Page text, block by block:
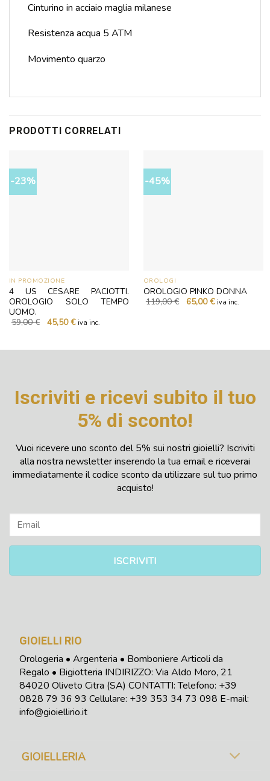
Cinturino in acciaio maglia milanese
Resistenza acqua 5 ATM
Movimento quarzo
PRODOTTI CORRELATI
-23%
IN PROMOZIONE
4 US CESARE PACIOTTI.
OROLOGIO SOLO TEMPO
UOMO.
59,00€ Il
prezzo
59,00 €.
45,50€Il
45,50 €.
iva inc.
-45%
OROLOGI
OROLOGIO PINKO DONNA
119,00€ Il
prezzo
65,00€Iliva inc.
Iscriviti e ricevi subito il tuo
5% di sconto!
Vuoi ricevere uno sconto del 5% sui nostri gioielli? Iscriviti
alla nostra newsletter inserendo la tua email e riceverai
immediatamente il codice sconto da utilizzare sul tuo primo
acquisto!
GIOIELLI RIO
Orologeria • Argenteria • Bomboniere Articoli da
Regalo • Bigiotteria INDIRIZZO: Via Aldo Moro, 21
84020 Oliveto Citra (SA) CONTATTI: Telefono: +39
0828 79 36 93 Cellulare: +39 353 34 73 098 E-mail:
info@gioiellirio.it
GIOIELLERIA